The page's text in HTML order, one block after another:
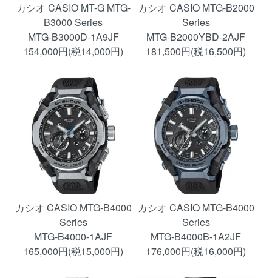
カシオ CASIO MT-G MTG-
B3000 Series
MTG-B3000D-1A9JF
154,000円(税14,000円)
カシオ CASIO MTG-B2000
Series
MTG-B2000YBD-2AJF
181,500円(税16,500円)
カシオ CASIO MTG-B4000
Series
MTG-B4000-1AJF
165,000円(税15,000円)
カシオ CASIO MTG-B4000
Series
MTG-B4000B-1A2JF
176,000円(税16,000円)